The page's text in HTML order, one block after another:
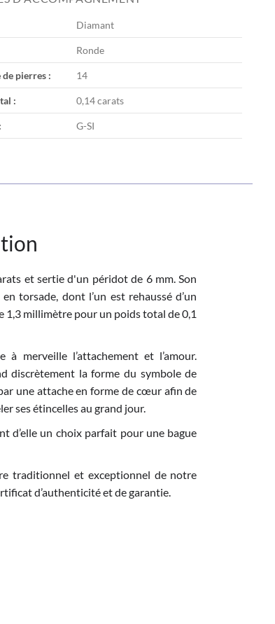
Diamant
Ronde
pierres : 14
: 0,14 carats
G-SI
et sertie d'un péridot de 6 mm. Son
torsade, dont l’un est rehaussé d’un
1,3 millimètre pour un poids total de 0,1
merveille l’attachement et l’amour.
discrètement la forme du symbole de
une attache en forme de cœur afin de
ses étincelles au grand jour.
d’elle un choix parfait pour une bague
traditionnel et exceptionnel de notre
d’authenticité et de garantie.